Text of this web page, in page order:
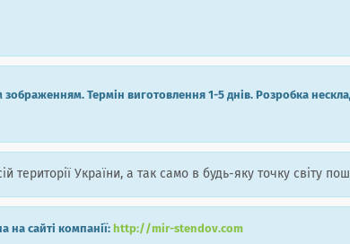
Термін виготовлення 1-5 днів. Розробка
території України, а так само в будь-яку точку світу
сайті компанії: http://mir-stendov.com